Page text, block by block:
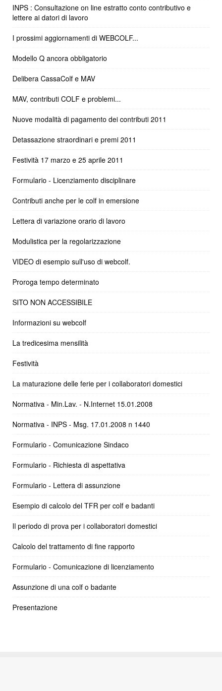
INPS : Consultazione on line estratto conto contributivo e
lettere ai datori di lavoro
I prossimi aggiornamenti di WEBCOLF...
Modello Q ancora obbligatorio
Delibera CassaColf e MAV
MAV, contributi COLF e problemi...
Nuove modalità di pagamento dei contributi 2011
Detassazione straordinari e premi 2011
Festività 17 marzo e 25 aprile 2011
Formulario - Licenziamento disciplinare
Contributi anche per le colf in emersione
Lettera di variazione orario di lavoro
Modulistica per la regolarizzazione
VIDEO di esempio sull'uso di webcolf.
Proroga tempo determinato
SITO NON ACCESSIBILE
Informazioni su webcolf
La tredicesima mensilità
Festività
La maturazione delle ferie per i collaboratori domestici
Normativa - Min.Lav. - N.Internet 15.01.2008
Normativa - INPS - Msg. 17.01.2008 n 1440
Formulario - Comunicazione Sindaco
Formulario - Richiesta di aspettativa
Formulario - Lettera di assunzione
Esempio di calcolo del TFR per colf e badanti
Il periodo di prova per i collaboratori domestici
Calcolo del trattamento di fine rapporto
Formulario - Comunicazione di licenziamento
Assunzione di una colf o badante
Presentazione